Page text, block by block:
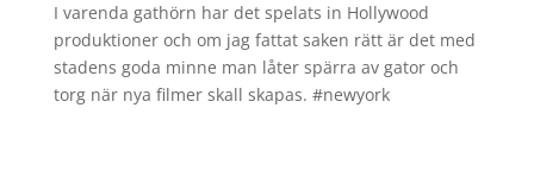
I varenda gathörn har det spelats in Hollywood
produktioner och om jag fattat saken rätt är det med
stadens goda minne man låter spärra av gator och
torg när nya filmer skall skapas. #newyork